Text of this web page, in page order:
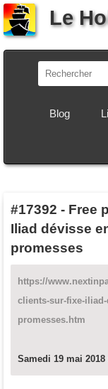
Le
Blog
#17392 - Free
Iliad dévisse
promesses
https://
clients-sur-fixe-
promesses.htm
Samedi 19 mai 2018